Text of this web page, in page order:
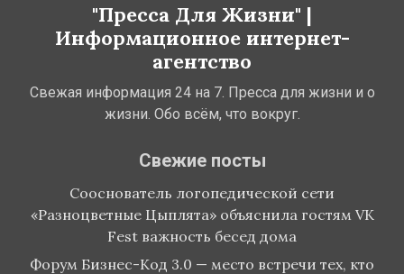
"Пресса Для Жизни" |
Информационное интернет-
агентство
Свежая информация 24 на 7. Пресса для жизни и о
жизни. Обо всём, что вокруг.
Свежие посты
Сооснователь логопедической сети
«Разноцветные Цыплята» объяснила гостям VK
Fest важность бесед дома
Форум Бизнес-Код 3.0 — место встречи тех, кто